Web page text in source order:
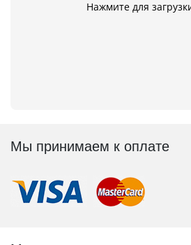
Нажмите для
Мы принимаем к оплате